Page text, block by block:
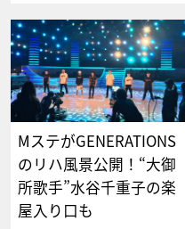
MステがGENERATIONS
のリハ風景公開！“大御
所歌手”水谷千重子の楽
屋入り口も